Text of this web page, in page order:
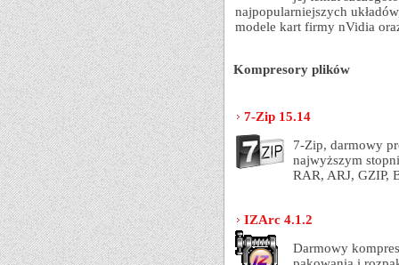
najpopularniejszych
modele kart firmy nVidia
Kompresory plików
7-Zip 15.14
7-Zip, darmowy
najwyższym
RAR, ARJ, GZIP,
IZArc 4.1.2
Darmowy